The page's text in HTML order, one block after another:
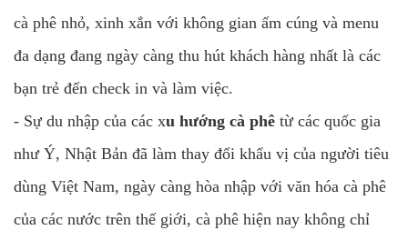
cà phê nhỏ, xinh xắn với không gian ấm cúng và menu
đa dạng đang ngày càng thu hút khách hàng nhất là các
bạn trẻ đến check in và làm việc.
- Sự du nhập của các xu hướng cà phê từ các quốc gia
như Ý, Nhật Bản đã làm thay đổi khẩu vị của người tiêu
dùng Việt Nam, ngày càng hòa nhập với văn hóa cà phê
của các nước trên thế giới, cà phê hiện nay không chỉ